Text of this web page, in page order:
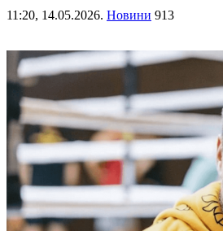
11:20, 14.05.2026. Новини 913